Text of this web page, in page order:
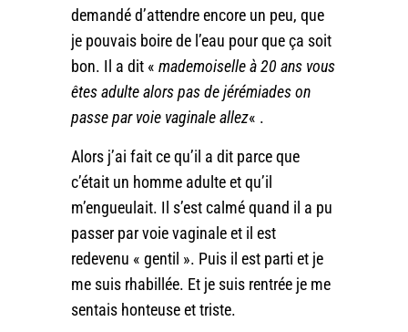
demandé d’attendre encore un peu, que
je pouvais boire de l’eau pour que ça soit
bon. Il a dit « mademoiselle à 20 ans vous
êtes adulte alors pas de jérémiades on
passe par voie vaginale allez« .
Alors j’ai fait ce qu’il a dit parce que
c’était un homme adulte et qu’il
m’engueulait. Il s’est calmé quand il a pu
passer par voie vaginale et il est
redevenu « gentil ». Puis il est parti et je
me suis rhabillée. Et je suis rentrée je me
sentais honteuse et triste.